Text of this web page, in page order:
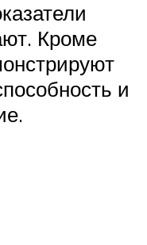
Кроме
и